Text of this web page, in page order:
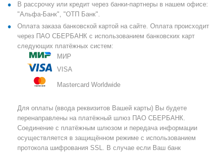
В рассрочку или кредит через банки-партнеры в нашем офисе:
"Альфа-Банк", "ОТП Банк".
Оплата заказа банковской картой на сайте. Оплата происходит
через ПАО СБЕРБАНК с использованием банковских карт
следующих платёжных систем:
МИР
VISA
Mastercard Worldwide
Для оплаты (ввода реквизитов Вашей карты) Вы будете
перенаправлены на платёжный шлюз ПАО СБЕРБАНК.
Соединение с платёжным шлюзом и передача информации
осуществляется в защищённом режиме с использованием
протокола шифрования SSL. В случае если Ваш банк